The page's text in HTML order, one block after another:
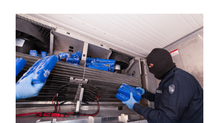
الزكاة الجمارك
ضريبة القيمة المضافة
الإقرار الضريبي
التصرفات العقارية